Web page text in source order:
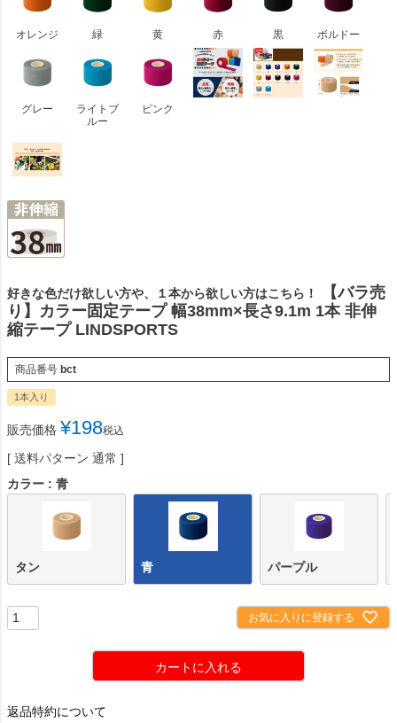
オレンジ 緑 黄 赤 黒 ボルドー
グレー
ライトブ
ルー
ピンク
好きな色だけ欲しい方や、１本から欲しい方はこちら！
【バラ売
り】カラー固定テープ 幅38mm×長さ9.1m 1本 非伸
縮テープ LINDSPORTS
商品番号 bct
1本入り
販売価格 ¥198税込
送料パターン 通常
カラー
青
タン 青 パープル
お気に入りに登録する
カートに入れる
返品特約について